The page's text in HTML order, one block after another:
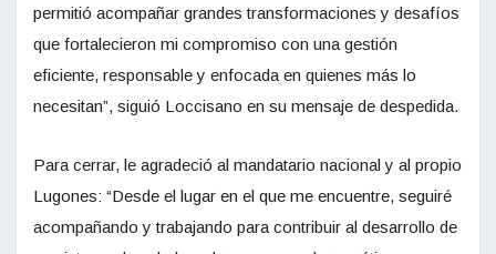
permitió acompañar grandes transformaciones y desafíos
que fortalecieron mi compromiso con una gestión
eficiente, responsable y enfocada en quienes más lo
necesitan”, siguió Loccisano en su mensaje de despedida.
Para cerrar, le agradeció al mandatario nacional y al propio
Lugones: “Desde el lugar en el que me encuentre, seguiré
acompañando y trabajando para contribuir al desarrollo de